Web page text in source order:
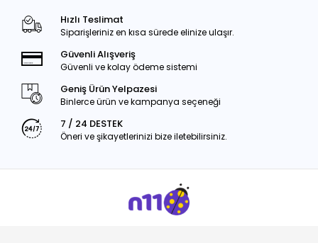
Hızlı Teslimat
Siparişleriniz en kısa sürede elinize ulaşır.
Güvenli Alışveriş
Güvenli ve kolay ödeme sistemi
Geniş Ürün Yelpazesi
Binlerce ürün ve kampanya seçeneği
7 / 24 DESTEK
Öneri ve şikayetlerinizi bize iletebilirsiniz.